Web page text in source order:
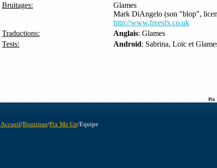
Bruitages:
Glames
Mark DiAngelo (son "blop",
http://www.freesfx.co.uk
Traductions:
Anglais: Glames
Tests:
Android: Sabrina, Loïc et
Pix
Accueil/Boutique/Pix Me Up/Equipe